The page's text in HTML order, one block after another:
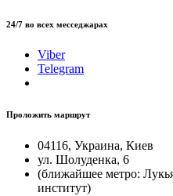
24/7 во всех месседжарах
Viber
Telegram
Проложить маршрут
04116, Украина, Киев
ул. Шолуденка, 6
(ближайшее метро:
институт)